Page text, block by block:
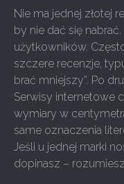
Nie ma jednej złotej
by nie dać się
użytkowników.
szczere recenzje,
brać mniejszy”. Po
Serwisy internetowe
wymiary w
same oznaczenia
Jeśli u jednej marki
dopinasz –